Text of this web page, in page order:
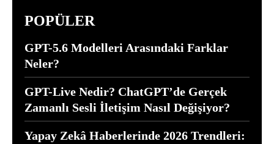
POPÜLER
GPT-5.6 Modelleri Arasındaki Farklar
Neler?
GPT-Live Nedir? ChatGPT’de Gerçek
Zamanlı Sesli İletişim Nasıl Değişiyor?
Yapay Zekâ Haberlerinde 2026 Trendleri: